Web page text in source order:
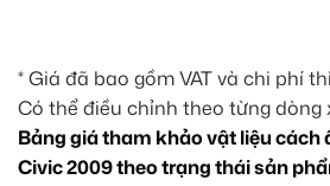
* Giá đã bao gồm VAT và chi phí
Có thể điều chỉnh theo từng dòng
Bảng giá tham khảo vật liệu cách
Civic 2009 theo trạng thái sản